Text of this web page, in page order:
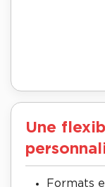
Une
Formats